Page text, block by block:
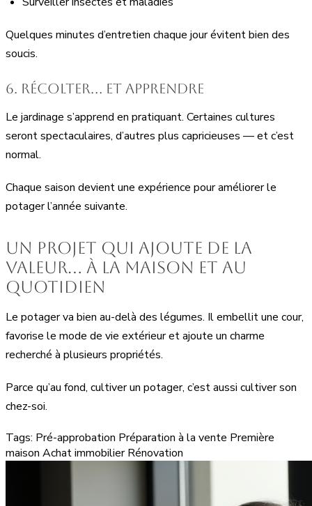
Quelques minutes d’entretien chaque jour évitent bien des
soucis.
6. Récolter… et apprendre
Le jardinage s’apprend en pratiquant. Certaines cultures
seront spectaculaires, d’autres plus capricieuses — et c’est
normal.
Chaque saison devient une expérience pour améliorer le
potager l’année suivante.
Un projet qui ajoute de la
valeur… à la maison et au
quotidien
Le potager va bien au-delà des légumes. Il embellit une cour,
favorise le mode de vie extérieur et ajoute un charme
recherché à plusieurs propriétés.
Parce qu’au fond, cultiver un potager, c’est aussi cultiver son
chez-soi.
Tags: Pré-approbation Préparation à la vente Première
maison Achat immobilier Rénovation